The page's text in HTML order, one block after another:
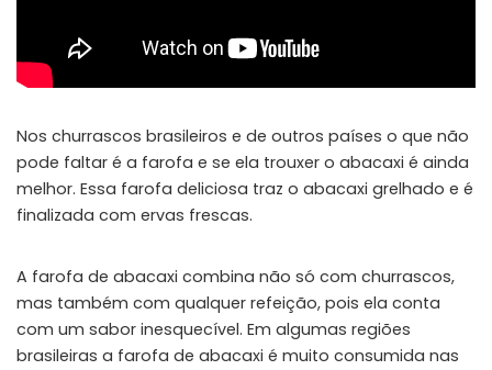
Nos churrascos brasileiros e de outros países o que não
pode faltar é a farofa e se ela trouxer o abacaxi é ainda
melhor. Essa farofa deliciosa traz o abacaxi grelhado e é
finalizada com ervas frescas.
A farofa de abacaxi combina não só com churrascos,
mas também com qualquer refeição, pois ela conta
com um sabor inesquecível. Em algumas regiões
brasileiras a farofa de abacaxi é muito consumida nas